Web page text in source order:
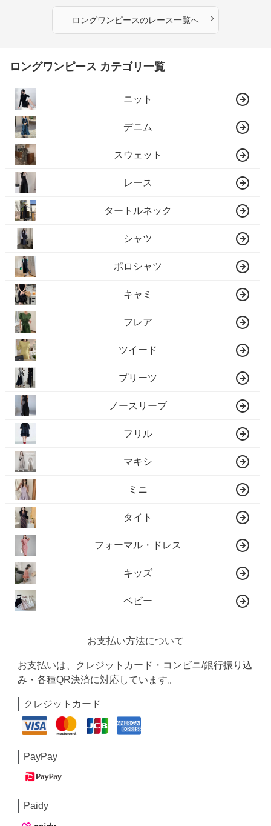
ロングワンピースのレース一覧へ ›
ロングワンピース カテゴリ一覧
ニット
デニム
スウェット
レース
タートルネック
シャツ
ポロシャツ
キャミ
フレア
ツイード
プリーツ
ノースリーブ
フリル
マキシ
ミニ
タイト
フォーマル・ドレス
キッズ
ベビー
お支払い方法について
お支払いは、クレジットカード・コンビニ/銀行振り込
み・各種QR決済に対応しています。
クレジットカード
PayPay
Paidy